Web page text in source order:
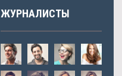
ЖУРНАЛИСТЫ